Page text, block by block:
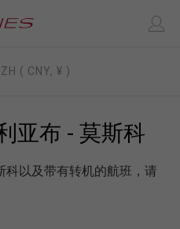
ZH ( CNY, ¥ )
亚布 - 莫斯科
科以及带有转机的航班，请